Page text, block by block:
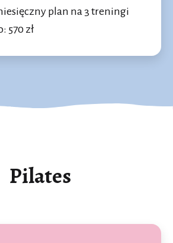
plan na 3 treningi
570 zł
Pilates